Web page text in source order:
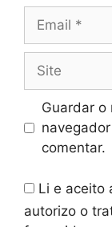
Email
Site
Guardar o
comentar.
Li e aceito
autorizo o